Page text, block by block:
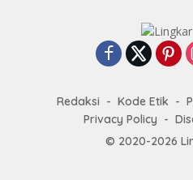
Redaksi Kode Etik
Privacy Policy
© 2020-2026